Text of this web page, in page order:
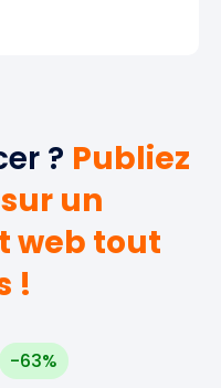
? Publiez
un
web tout
!
-63%